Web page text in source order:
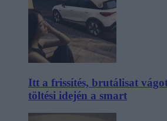
Itt a frissítés, brutálisat
töltési idején a smart